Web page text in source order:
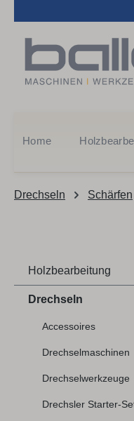
Home
Drechseln Schärfen
Holzbearbeitung
Drechseln
Accessoires
Drechselmaschinen
Drechselwerkzeuge
Drechsler Starter-